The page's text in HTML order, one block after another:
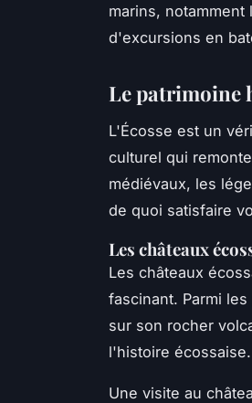
marins,
d'excursions en
Le patrimoine
L'Écosse est un
culturel qui
médiévaux, les
de quoi satisfaire
Les châteaux
Les châteaux
fascinant. Parmi
sur son rocher
l'histoire écossaise.
Une visite au